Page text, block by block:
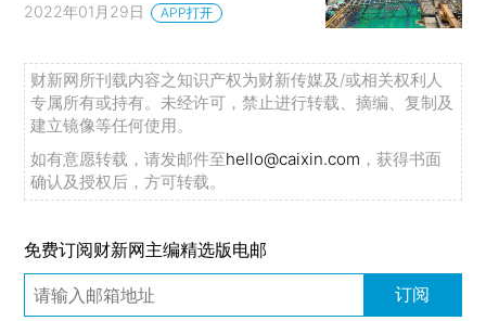
2022年01月29日 APP打开
财新网所刊载内容之知识产权为财新传媒及/或相关权利人
专属所有或持有。未经许可，禁止进行转载、摘编、复制及
建立镜像等任何使用。
如有意愿转载，请发邮件至hello@caixin.com ，获得书面
确认及授权后，方可转载。
免费订阅财新网主编精选版电邮
订阅